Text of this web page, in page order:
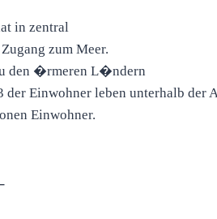
in zentral
zum Meer.
den �rmeren L�ndern
der Einwohner leben unterhalb der
Einwohner.